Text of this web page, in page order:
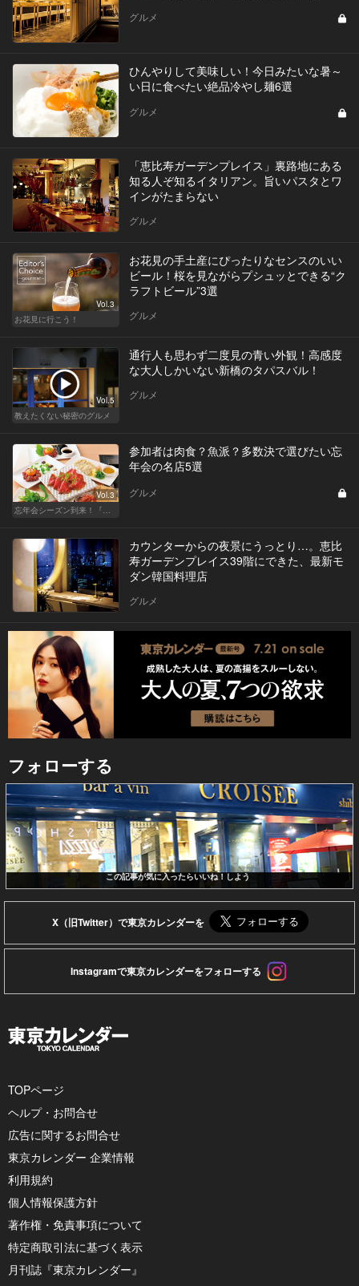
グルメ
ひんやりして美味しい！今日みたいな暑～
い日に食べたい絶品冷やし麺6選
グルメ
「恵比寿ガーデンプレイス」裏路地にある
知る人ぞ知るイタリアン。旨いパスタとワ
インがたまらない
グルメ
Vol.3
お花見に行こう！
お花見の手土産にぴったりなセンスのいい
ビール！桜を見ながらプシュッとできる“ク
ラフトビール”3選
グルメ
Vol.5
教えたくない秘密のグルメ
通行人も思わず二度見の青い外観！高感度
な大人しかいない新橋のタパスバル！
グルメ
Vol.3
忘年会シーズン到来！『東カレ』がお店選びをお手伝い！
参加者は肉食？魚派？多数決で選びたい忘
年会の名店5選
グルメ
カウンターからの夜景にうっとり…。恵比
寿ガーデンプレイス39階にできた、最新モ
ダン韓国料理店
グルメ
フォローする
この記事が気に入ったらいいね！しよう
X（旧Twitter）で東京カレンダーを
Instagramで東京カレンダーをフォローする
TOPページ
ヘルプ・お問合せ
広告に関するお問合せ
東京カレンダー 企業情報
利用規約
個人情報保護方針
著作権・免責事項について
特定商取引法に基づく表示
月刊誌『東京カレンダー』